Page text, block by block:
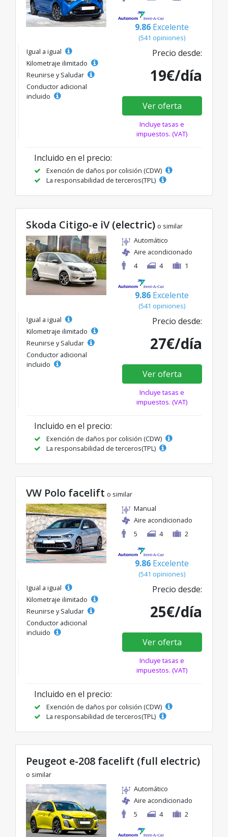
9.86 Excelente
(541 opiniones)
Igual a igual
Kilometraje ilimitado
Reunirse y Saludar
Conductor adicional
incluido
Precio desde:
19€/día
Ver oferta
Incluye tasas e
impuestos. (VAT)
Incluido en el precio:
Exención de daños por colisión (CDW)
La responsabilidad de terceros(TPL)
Skoda Citigo-e iV (electric) o similar
Automático
Aire acondicionado
4
4 1
9.86 Excelente
(541 opiniones)
Igual a igual
Kilometraje ilimitado
Reunirse y Saludar
Conductor adicional
incluido
Precio desde:
27€/día
Ver oferta
Incluye tasas e
impuestos. (VAT)
Incluido en el precio:
Exención de daños por colisión (CDW)
La responsabilidad de terceros(TPL)
VW Polo facelift o similar
Manual
Aire acondicionado
5
4 2
9.86 Excelente
(541 opiniones)
Igual a igual
Kilometraje ilimitado
Reunirse y Saludar
Conductor adicional
incluido
Precio desde:
25€/día
Ver oferta
Incluye tasas e
impuestos. (VAT)
Incluido en el precio:
Exención de daños por colisión (CDW)
La responsabilidad de terceros(TPL)
Peugeot e-208 facelift (full electric)
o similar
Automático
Aire acondicionado
5
4 2